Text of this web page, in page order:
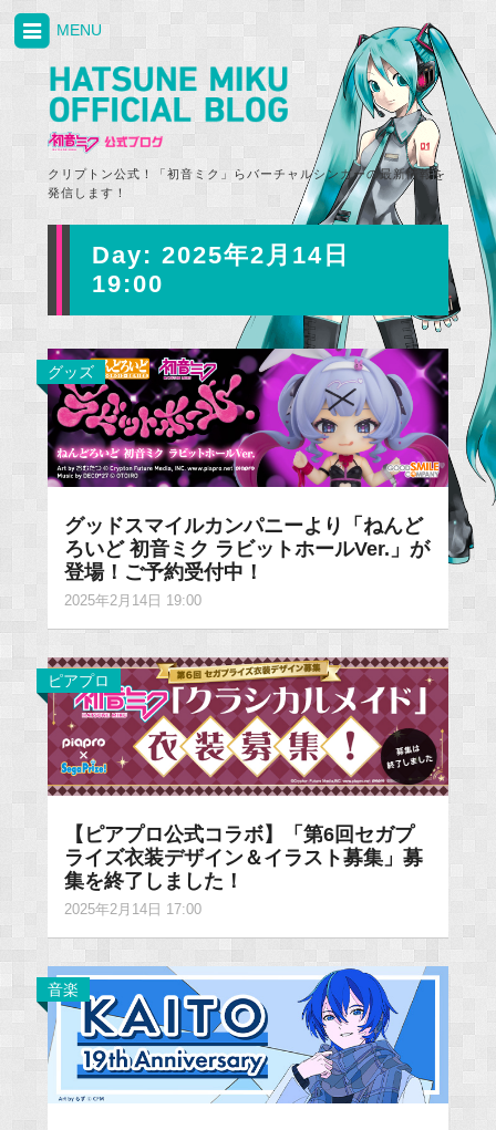
クリプトン公式！「初音ミク」らバーチャルシンガーの最新情報を
発信します！
MENU
Day: 2025年2月14日
19:00
グッズ
グッドスマイルカンパニーより「ねんど
ろいど 初音ミク ラビットホールVer.」が
登場！ご予約受付中！
2025年2月14日 19:00
ピアプロ
【ピアプロ公式コラボ】「第6回セガプ
ライズ衣装デザイン＆イラスト募集」募
集を終了しました！
2025年2月14日 17:00
音楽